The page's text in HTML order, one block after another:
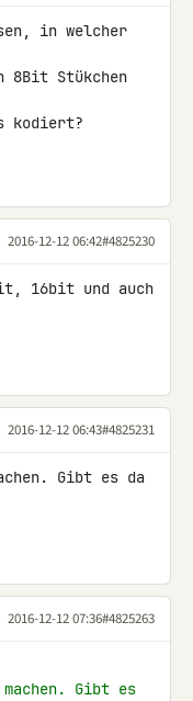
in welcher
Stükchen
kodiert?
2016-12-12 06:42#4825230
16bit und auch
2016-12-12 06:43#4825231
Gibt es da
2016-12-12 07:36#4825263
machen. Gibt es